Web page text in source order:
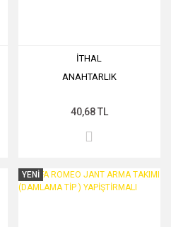
İTHAL
ANAHTARLIK
40,68 TL
YENİ